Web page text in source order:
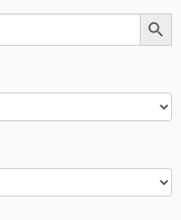
Search Button